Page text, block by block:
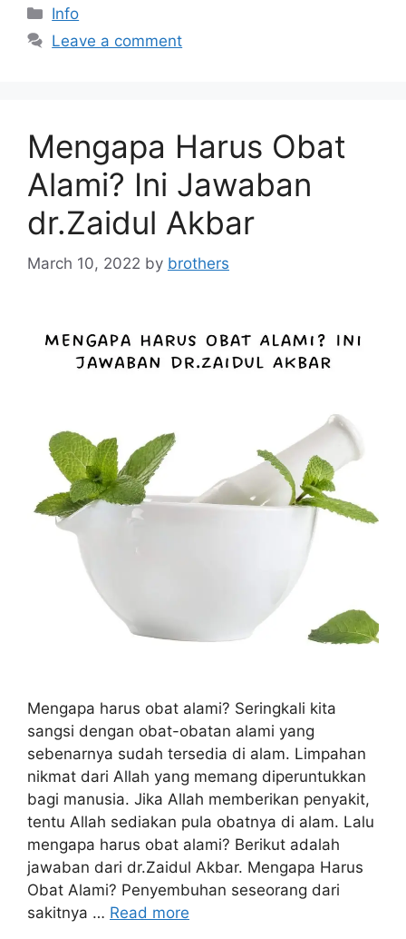
Categories
Info
Leave a comment
Mengapa Harus Obat
Alami? Ini Jawaban
dr.Zaidul Akbar
March 10, 2022 by brothers
Mengapa harus obat alami? Seringkali kita
sangsi dengan obat-obatan alami yang
sebenarnya sudah tersedia di alam. Limpahan
nikmat dari Allah yang memang diperuntukkan
bagi manusia. Jika Allah memberikan penyakit,
tentu Allah sediakan pula obatnya di alam. Lalu
mengapa harus obat alami? Berikut adalah
jawaban dari dr.Zaidul Akbar. Mengapa Harus
Obat Alami? Penyembuhan seseorang dari
sakitnya … Read more